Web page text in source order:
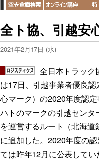
全ト協、引越安
2021年2月17日 (水)
全日本トラック
は17日、引越事業者優良
心マーク）の2020年度認定
ハトのマークの引越センタ
を運営するルート（北海道
に追加した。2020年度の
ては昨年12月に公表して